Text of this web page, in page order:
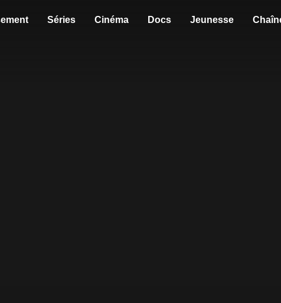
Séries Cinéma Docs Jeunesse